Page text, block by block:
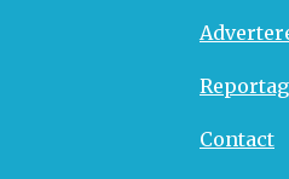
Contact